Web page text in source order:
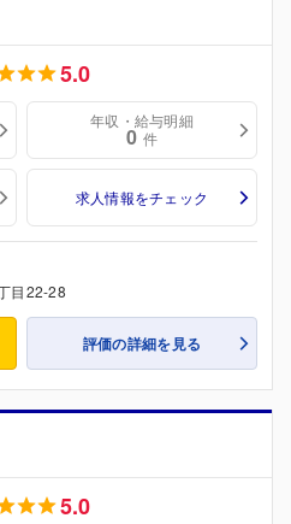
5.0
年収・給与明細
0 件
求人情報をチェック
目22-28
評価の詳細を見る
5.0